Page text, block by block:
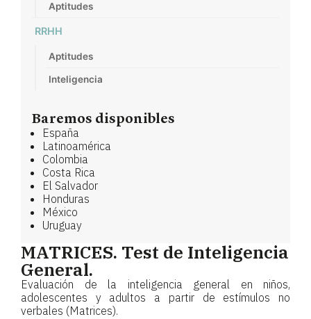
Aptitudes
RRHH
Aptitudes
Inteligencia
Baremos disponibles
España
Latinoamérica
Colombia
Costa Rica
El Salvador
Honduras
México
Uruguay
MATRICES. Test de Inteligencia
General.
Evaluación de la inteligencia general en niños,
adolescentes y adultos a partir de estímulos no
verbales (Matrices).